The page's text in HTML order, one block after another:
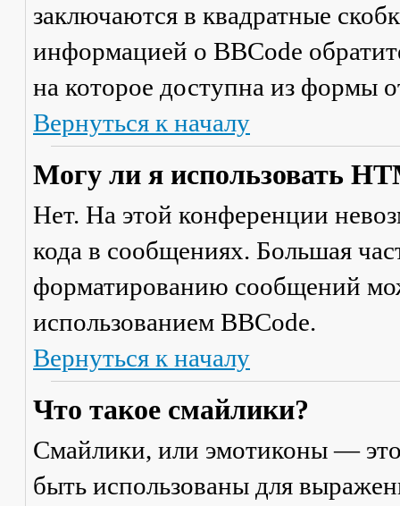
заключаются в квадратные
информацией о BBCode
на которое доступна из формы
Вернуться к началу
Могу ли я использовать
Нет. На этой конференции
кода в сообщениях. Большая
форматированию сообщений
использованием BBCode.
Вернуться к началу
Что такое смайлики?
Смайлики, или эмотиконы —
быть использованы для